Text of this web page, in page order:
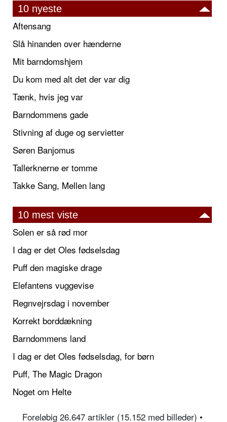
10 nyeste
Aftensang
Slå hinanden over hænderne
Mit barndomshjem
Du kom med alt det der var dig
Tænk, hvis jeg var
Barndommens gade
Stivning af duge og servietter
Søren Banjomus
Tallerknerne er tomme
Takke Sang, Mellen lang
10 mest viste
Solen er så rød mor
I dag er det Oles fødselsdag
Puff den magiske drage
Elefantens vuggevise
Regnvejrsdag i november
Korrekt borddækning
Barndommens land
I dag er det Oles fødselsdag, for børn
Puff, The Magic Dragon
Noget om Helte
Foreløbig 26.647 artikler (15.152 med billeder) •